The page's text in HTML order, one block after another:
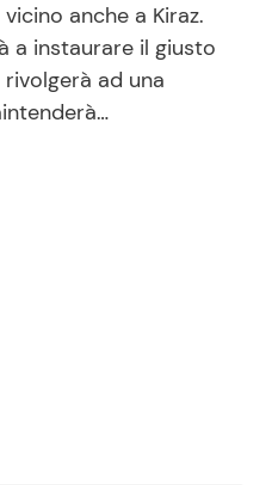
anche a Kiraz.
a instaurare il giusto
ad una